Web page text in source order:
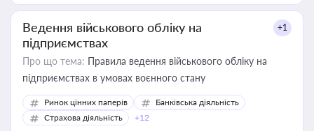
Ведення військового обліку на
підприємствах
+1
Про що тема: Правила ведення військового обліку на
підприємствах в умовах воєнного стану
Ринок цінних паперів
Банківська діяльність
Страхова діяльність
+12